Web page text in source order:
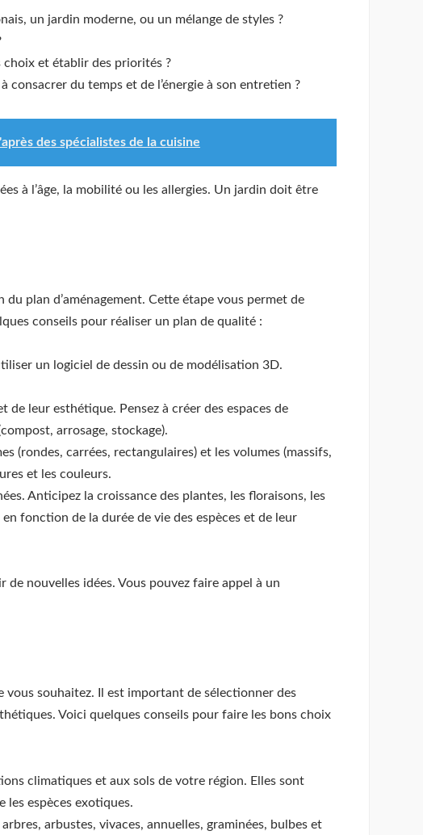
un jardin moderne, ou un mélange de styles ?
choix et établir des priorités ?
du temps et de l’énergie à son entretien ?
des spécialistes de la cuisine
à l’âge, la mobilité ou les allergies. Un jardin doit être
plan d’aménagement. Cette étape vous permet de
conseils pour réaliser un plan de qualité :
un logiciel de dessin ou de modélisation 3D.
leur esthétique. Pensez à créer des espaces de
arrosage, stockage).
(rondes, carrées, rectangulaires) et les volumes (massifs,
et les couleurs.
Anticipez la croissance des plantes, les floraisons, les
fonction de la durée de vie des espèces et de leur
nouvelles idées. Vous pouvez faire appel à un
vous souhaitez. Il est important de sélectionner des
Voici quelques conseils pour faire les bons choix
climatiques et aux sols de votre région. Elles sont
les espèces exotiques.
arbustes, vivaces, annuelles, graminées, bulbes et